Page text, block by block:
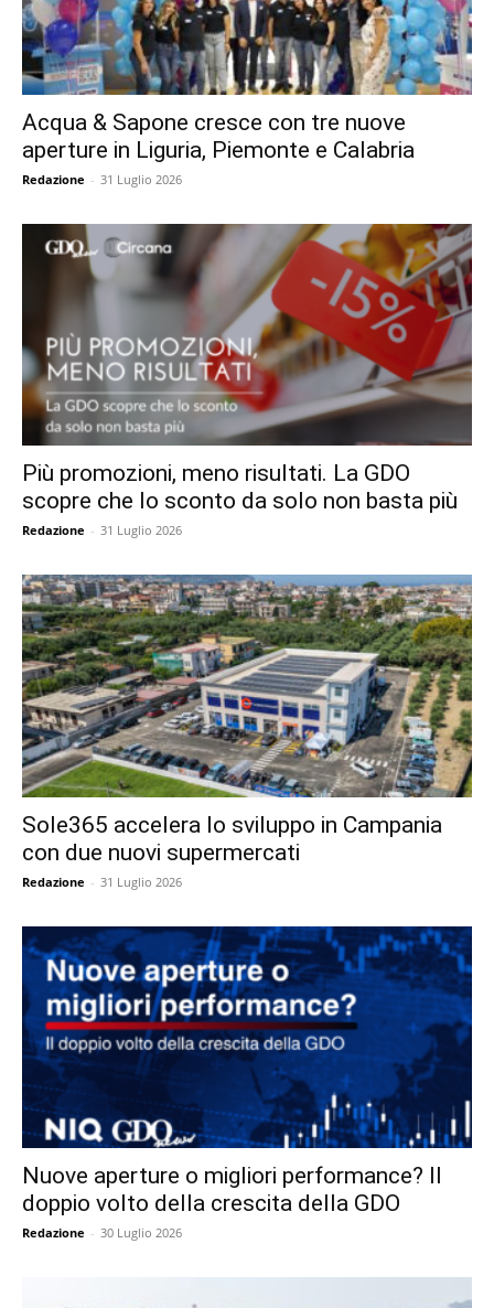
Acqua & Sapone cresce con tre nuove
aperture in Liguria, Piemonte e Calabria
Redazione - 31 Luglio 2026
Più promozioni, meno risultati. La GDO
scopre che lo sconto da solo non basta più
Redazione - 31 Luglio 2026
Sole365 accelera lo sviluppo in Campania
con due nuovi supermercati
Redazione - 31 Luglio 2026
Nuove aperture o migliori performance? Il
doppio volto della crescita della GDO
Redazione - 30 Luglio 2026